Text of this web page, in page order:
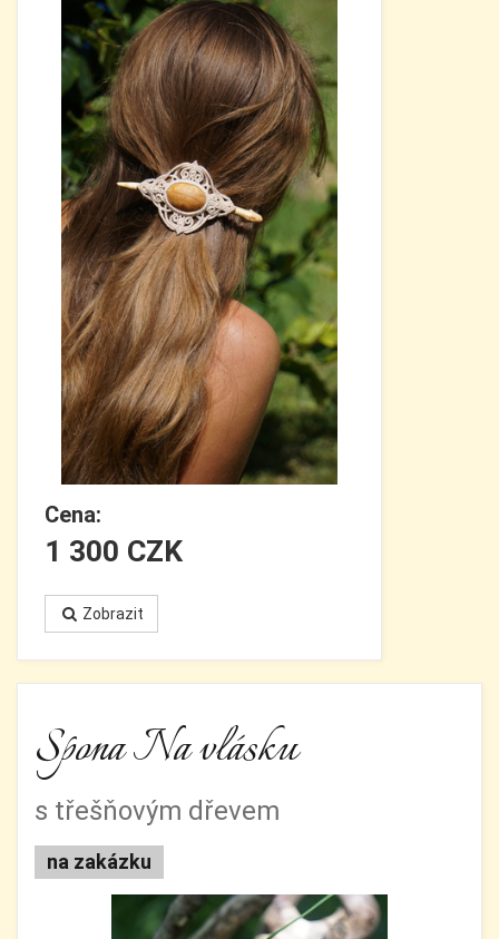
Cena:
1 300 CZK
Zobrazit
Spona Na vlásku
s třešňovým dřevem
na zakázku